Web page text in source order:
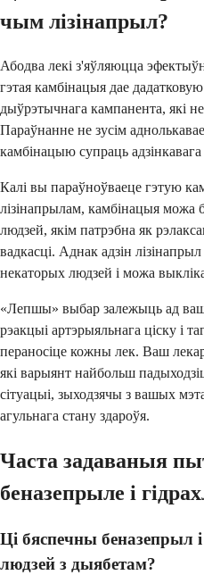
чым лізінапрыл?
Абодва лекі з'яўляюцца
гэтая камбінацыя дае
дыўрэтычнага кампанента, які не
Параўнанне не зусім
камбінацыю супраць адзінкавага
Калі вы параўноўваеце гэтую
лізінапрылам, камбінацыя
людзей, якім патрэбна як
вадкасці. Аднак адзін
некаторых людзей і можа
«Лепшы» выбар залежыць ад
рэакцыі артэрыяльнага ціску і
пераносіце кожны лек. Ваш
які варыянт найбольш
сітуацыі, зыходзячы з вашых
агульнага стану здароўя.
Часта задаваныя
беназепрыле і
Ці бяспечны беназепрыл
людзей з дыябетам?